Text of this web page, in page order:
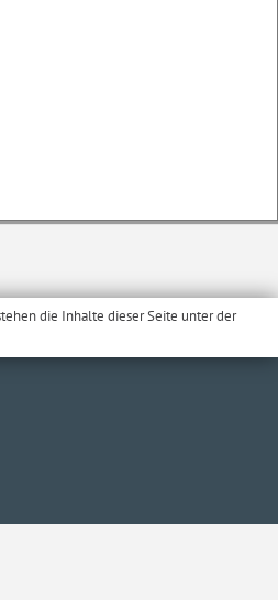
die Inhalte dieser Seite unter der